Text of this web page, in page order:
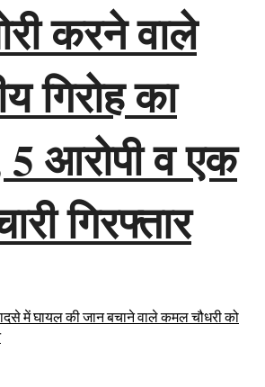
करने वाले
गिरोह का
5 आरोपी व एक
गिरफ्तार